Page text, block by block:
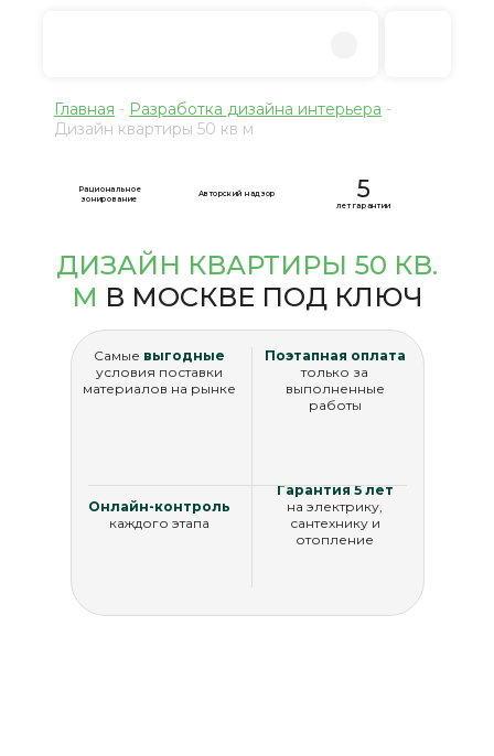
Главная - Разработка дизайна интерьера -
Дизайн квартиры 50 кв м
Рациональное
зонирование
Авторский надзор 5
лет гарантии
ДИЗАЙН КВАРТИРЫ 50 КВ.
М В МОСКВЕ ПОД КЛЮЧ
Самые выгодные
условия поставки
материалов на рынке
Поэтапная оплата
только за
выполненные
работы
Гарантия 5 лет
на электрику,
сантехнику и
отопление
Онлайн-контроль
каждого этапа